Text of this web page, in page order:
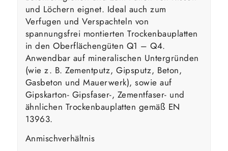
und Löchern eignet. Ideal auch zum
Verfugen und Verspachteln von
spannungsfrei montierten Trockenbauplatten
in den Oberflächengüten Q1 – Q4.
Anwendbar auf mineralischen Untergründen
(wie z. B. Zementputz, Gipsputz, Beton,
Gasbeton und Mauerwerk), sowie auf
Gipskarton- Gipsfaser-, Zementfaser- und
ähnlichen Trockenbauplatten gemäß EN
13963.
Anmischverhältnis